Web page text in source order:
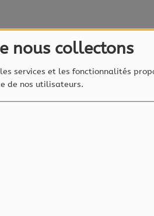
nous collectons
services et les fonctionnalités
de nos utilisateurs.